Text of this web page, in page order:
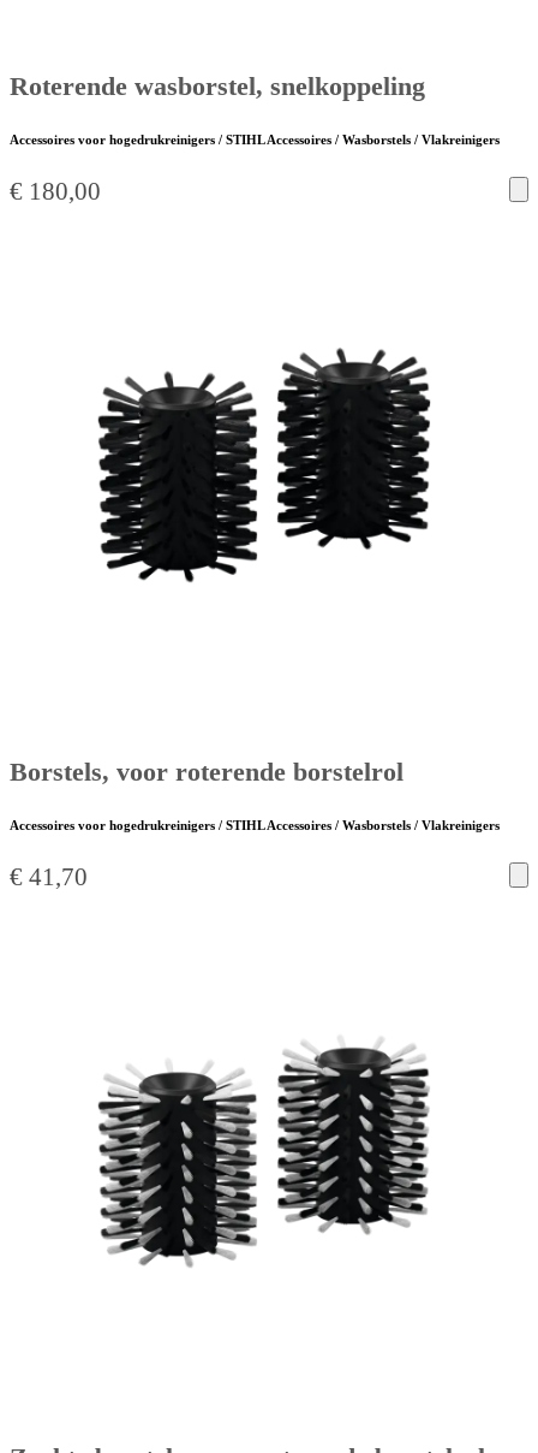
Roterende wasborstel, snelkoppeling
Accessoires voor hogedrukreinigers / STIHL Accessoires / Wasborstels / Vlakreinigers
€ 180,00
Borstels, voor roterende borstelrol
Accessoires voor hogedrukreinigers / STIHL Accessoires / Wasborstels / Vlakreinigers
€ 41,70